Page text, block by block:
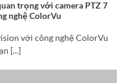
trọng với camera PTZ 7
nghệ ColorVu
với công nghệ ColorVu
[...]